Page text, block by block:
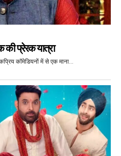
की प्रेरक यात्रा
कॉमेडियनों में से एक माना...